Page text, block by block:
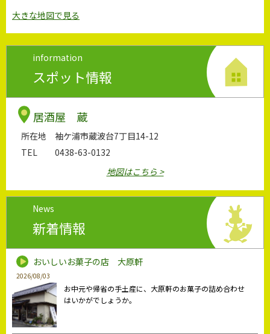
大きな地図で見る
information
スポット情報
居酒屋 蔵
所在地
袖ケ浦市蔵波台7丁目14-12
TEL
0438-63-0132
地図はこちら >
News
新着情報
おいしいお菓子の店 大原軒
2026/08/03
お中元や帰省の手土産に、大原軒のお菓子の詰め合わせ
はいかがでしょうか。